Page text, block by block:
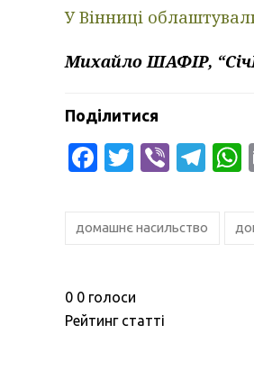
У Вінниці
Михайло ШАФІР,
Поділитися
Facebook
Twitter
Viber
домашнє насильство
0 0 голоси
Рейтинг статті